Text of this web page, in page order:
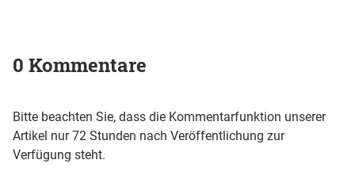
0 Kommentare
Bitte beachten Sie, dass die Kommentarfunktion unserer
Artikel nur 72 Stunden nach Veröffentlichung zur
Verfügung steht.